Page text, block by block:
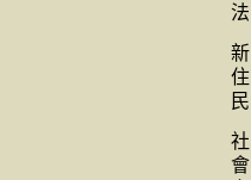
法
新
住
民
社
會